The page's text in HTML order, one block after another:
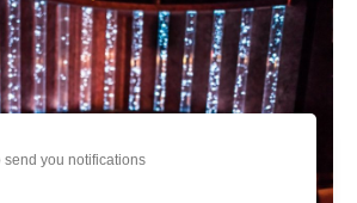
send you notifications